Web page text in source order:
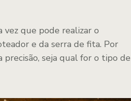
vez que pode realizar o
e da serra de fita. Por
seja qual for o tipo de